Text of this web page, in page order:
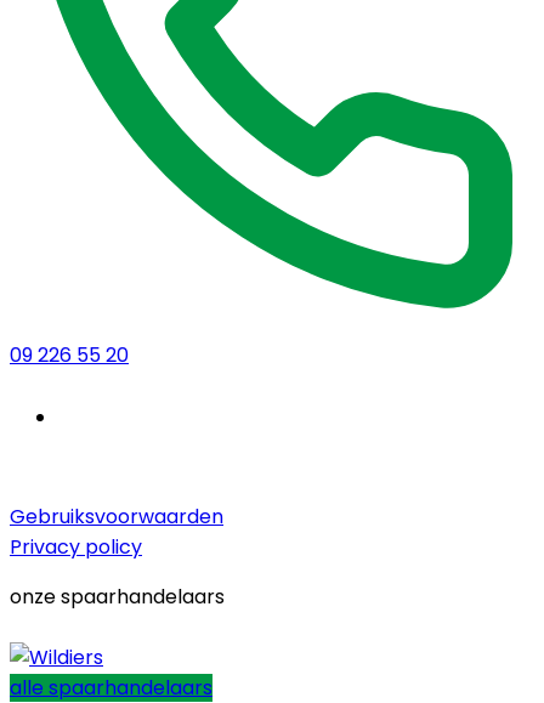
09 226 55 20
Gebruiksvoorwaarden
Privacy policy
onze spaarhandelaars
alle spaarhandelaars